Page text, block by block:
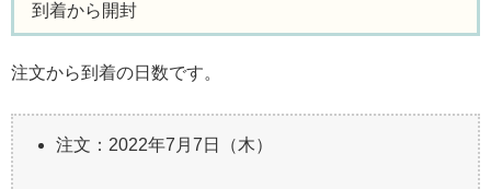
到着から開封
注文から到着の日数です。
注文：2022年7月7日（木）